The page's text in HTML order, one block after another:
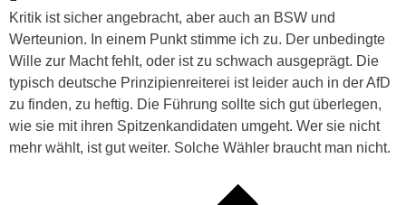
Kritik ist sicher angebracht, aber auch an BSW und
Werteunion. In einem Punkt stimme ich zu. Der unbedingte
Wille zur Macht fehlt, oder ist zu schwach ausgeprägt. Die
typisch deutsche Prinzipienreiterei ist leider auch in der AfD
zu finden, zu heftig. Die Führung sollte sich gut überlegen,
wie sie mit ihren Spitzenkandidaten umgeht. Wer sie nicht
mehr wählt, ist gut weiter. Solche Wähler braucht man nicht.